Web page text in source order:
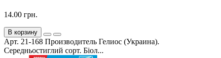
14.00 грн.
В корзину
Арт. 21-168 Производитель Гелиос (Украина).
Середньостиглий сорт. Біол...